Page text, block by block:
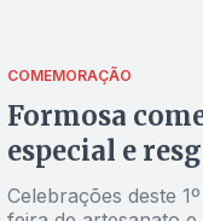
COMEMORAÇÃO
Formosa
especial e
Celebrações deste